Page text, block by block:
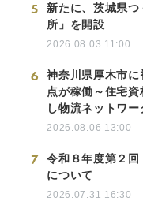
5
新たに、茨城県
所」を開設
2026.08.03 11:00
6
神奈川県厚木市
点が稼働～住宅
し物流ネットワー
2026.08.06 13:00
7
令和８年度第２
について
2026.07.31 16:30